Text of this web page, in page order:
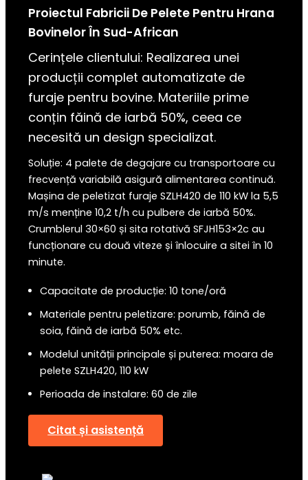
Proiectul Fabricii De Pelete Pentru Hrana
Bovinelor În Sud-African
Cerințele clientului: Realizarea unei
producții complet automatizate de
furaje pentru bovine. Materiile prime
conțin făină de iarbă 50%, ceea ce
necesită un design specializat.
Soluție: 4 palete de degajare cu transportoare cu
frecvență variabilă asigură alimentarea continuă.
Mașina de peletizat furaje SZLH420 de 110 kW la 5,5
m/s menține 10,2 t/h cu pulbere de iarbă 50%.
Crumblerul 30×60 și sita rotativă SFJH153×2c au
funcționare cu două viteze și înlocuire a sitei în 10
minute.
Capacitate de producție: 10 tone/oră
Materiale pentru peletizare: porumb, făină de
soia, făină de iarbă 50% etc.
Modelul unității principale și puterea: moara de
pelete SZLH420, 110 kW
Perioada de instalare: 60 de zile
Citat și asistență